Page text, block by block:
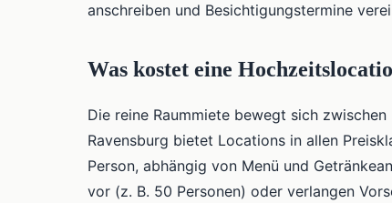
anschreiben und Besichtigungstermine
Was kostet eine
Die reine Raummiete bewegt sich
Ravensburg bietet Locations in allen
Person, abhängig von Menü und
vor (z. B. 50 Personen) oder verlangen